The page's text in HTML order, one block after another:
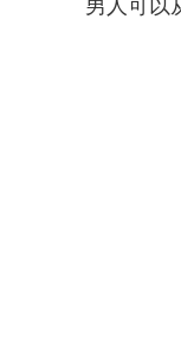
男人可以